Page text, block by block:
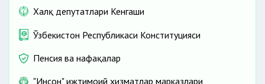
Халқ депутатлари Кенгаши
Ўзбекистон Республикаси Конституцияси
Пенсия ва нафақалар
"Инсон" ижтимоий хизматлар марказлари